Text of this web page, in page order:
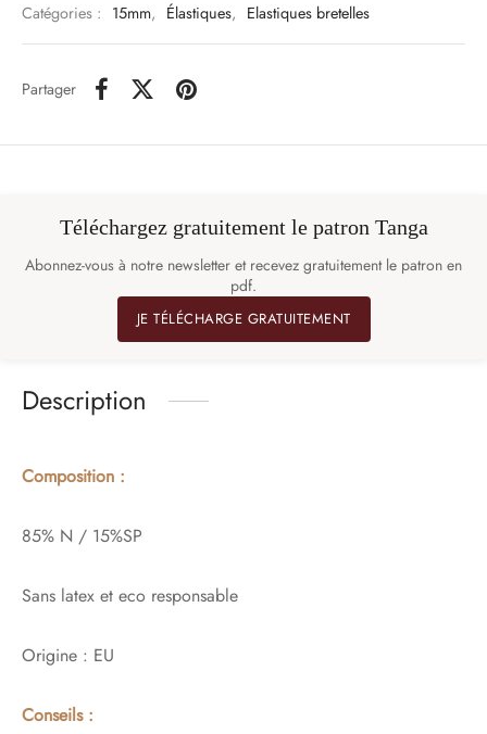
Catégories : 15mm, Élastiques, Elastiques bretelles
Partager
Téléchargez gratuitement le patron Tanga
Abonnez-vous à notre newsletter et recevez gratuitement le patron en
pdf.
JE TÉLÉCHARGE GRATUITEMENT
Description
Composition :
85% N / 15%SP
Sans latex et eco responsable
Origine : EU
Conseils :